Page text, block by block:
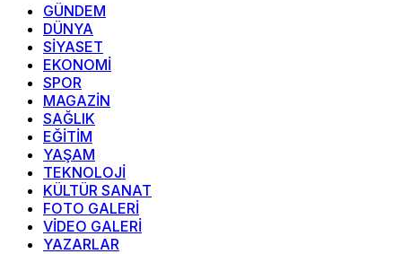
GÜNDEM
DÜNYA
SİYASET
EKONOMİ
SPOR
MAGAZİN
SAĞLIK
EĞİTİM
YAŞAM
TEKNOLOJİ
KÜLTÜR SANAT
FOTO GALERİ
VİDEO GALERİ
YAZARLAR